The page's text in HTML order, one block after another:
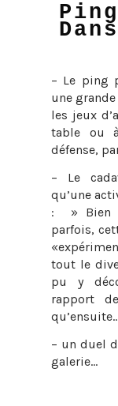
– Le ping
une
les jeux
table ou
défense,
– Le
qu’une
: » Bien
parfois,
tout le
pu y
rapport
– un duel
galerie…